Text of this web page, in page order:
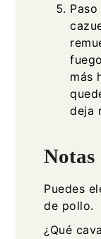
más
deja
Notas
Puedes
de pollo.
¿Qué